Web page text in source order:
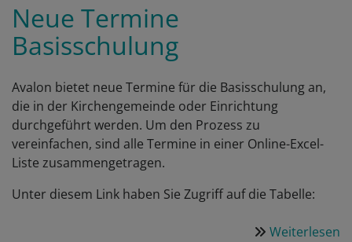
Neue Termine
Basisschulung
Avalon bietet neue Termine für die Basisschulung an,
die in der Kirchengemeinde oder Einrichtung
durchgeführt werden. Um den Prozess zu
vereinfachen, sind alle Termine in einer Online-Excel-
Liste zusammengetragen.
Unter diesem Link haben Sie Zugriff auf die Tabelle:
Weiterlesen